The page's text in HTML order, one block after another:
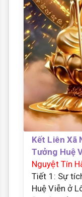
Kết Liên Xã
Tưởng Huệ
Nguyệt Tín
Tiết 1: Sự
Huệ Viễn ở